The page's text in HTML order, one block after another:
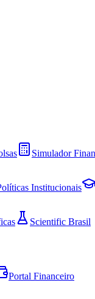
Simulador
Institucionais
Scientific Brasil
Portal Financeiro